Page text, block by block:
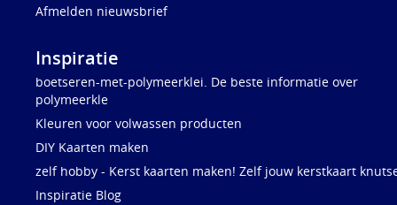
Afmelden nieuwsbrief
Inspiratie
boetseren-met-polymeerklei. De beste informatie over
polymeerkle
Kleuren voor volwassen producten
DIY Kaarten maken
zelf hobby - Kerst kaarten maken! Zelf jouw kerstkaart
Inspiratie Blog